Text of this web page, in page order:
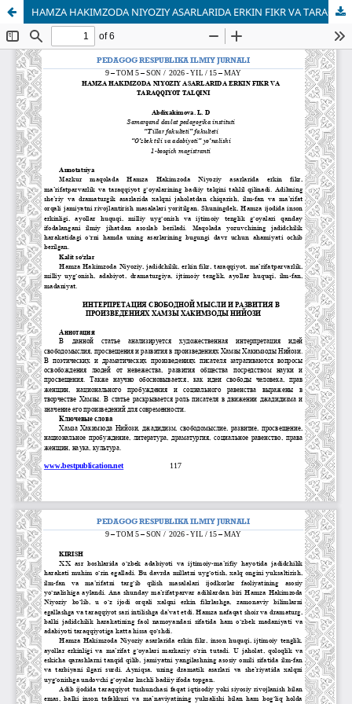
HAMZA HAKIMZODA NIYOZIY ASARLARIDA ERKIN FIKR VA TARAQQIYOT TALQINI